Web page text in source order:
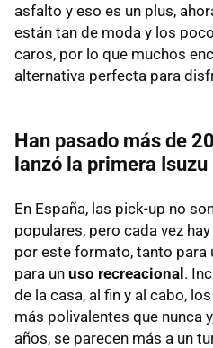
asfalto y eso es un plus,
están tan de moda y los
caros, por lo que muchos
alternativa perfecta para
Han pasado más de
lanzó la primera
En España, las pick-up no
populares, pero cada vez
por este formato, tanto para
para un uso recreacional.
de la casa, al fin y al cabo,
más polivalentes que nunca
años, se parecen más a un